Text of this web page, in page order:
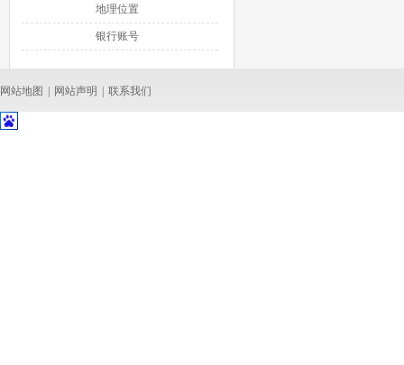
地理位置
银行账号
网站地图 网站声明 联系我们